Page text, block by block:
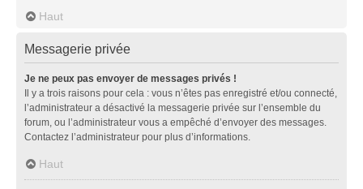
Haut
Messagerie privée
Je ne peux pas envoyer de messages privés !
Il y a trois raisons pour cela : vous n’êtes pas enregistré et/ou connecté,
l’administrateur a désactivé la messagerie privée sur l’ensemble du
forum, ou l’administrateur vous a empêché d’envoyer des messages.
Contactez l’administrateur pour plus d’informations.
Haut